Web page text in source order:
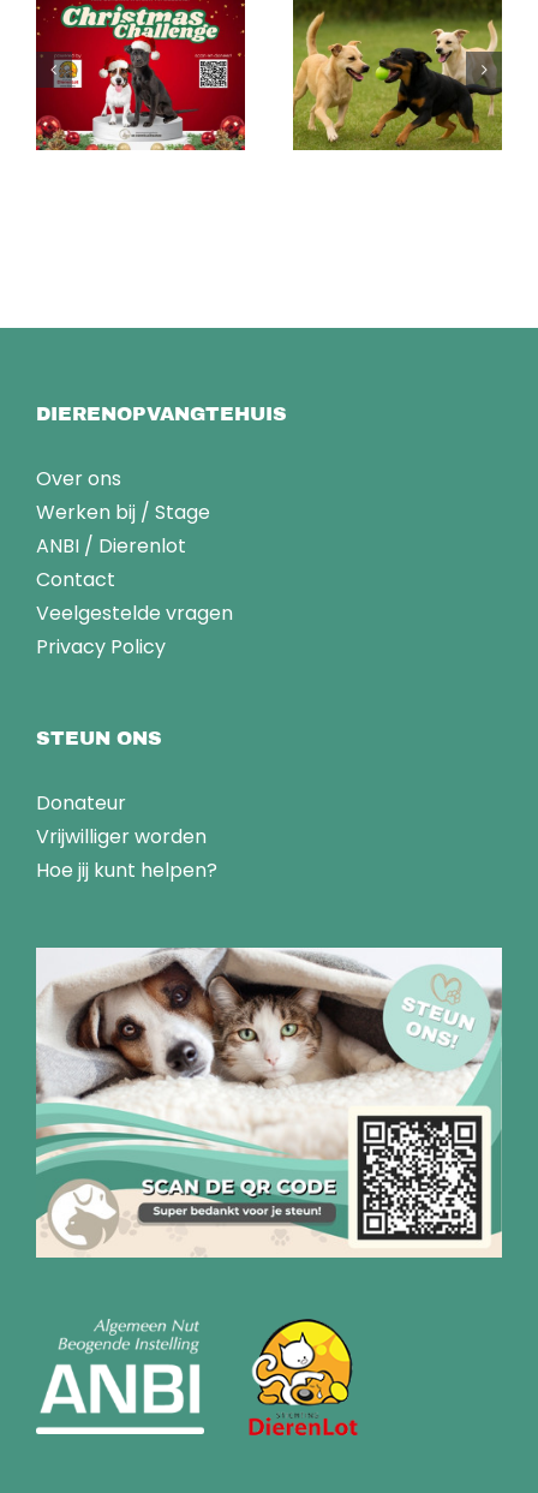
Christmas
Challenge
van Stichting
Dierenlot
Serious
Request Voor
Dieren
DIERENOPVANGTEHUIS
Over ons
Werken bij / Stage
ANBI / Dierenlot
Contact
Veelgestelde vragen
Privacy Policy
STEUN ONS
Donateur
Vrijwilliger worden
Hoe jij kunt helpen?